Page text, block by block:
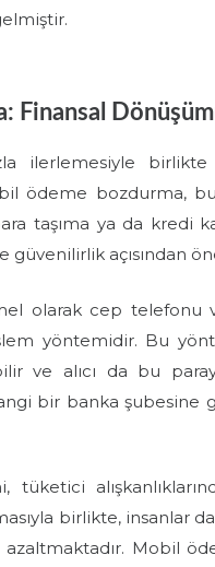
Finansal
ilerlemesiyle
ödeme bozdurma,
taşıma ya da kredi
güvenilirlik açısından
olarak cep telefonu
yöntemidir. Bu
ve alıcı da bu
bir banka şubesine
birlikte, insanlar
Mobil